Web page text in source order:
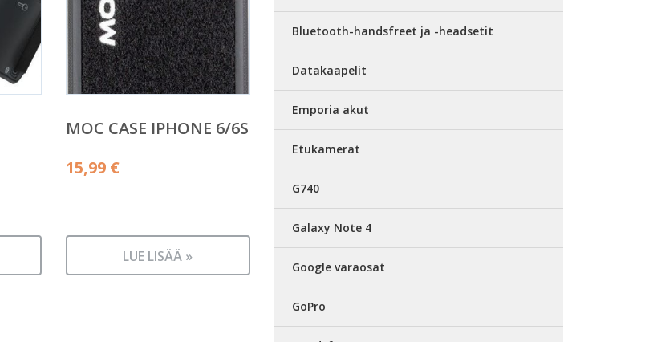
MOC CASE IPHONE 6/6S
15,99 €
LUE LISÄÄ »
Bluetooth-handsfreet ja -headsetit
Datakaapelit
Emporia akut
Etukamerat
G740
Galaxy Note 4
Google varaosat
GoPro